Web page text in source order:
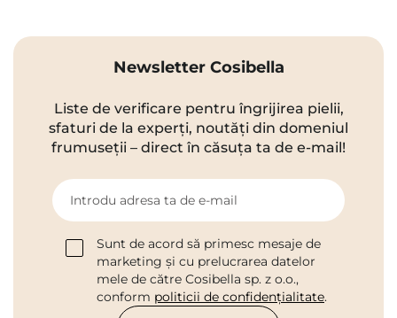
Newsletter Cosibella
Liste de verificare pentru îngrijirea pielii,
sfaturi de la experți, noutăți din domeniul
frumuseții – direct în căsuța ta de e-mail!
Introdu adresa ta de e-mail
Sunt de acord să primesc mesaje de
marketing și cu prelucrarea datelor
mele de către Cosibella sp. z o.o.,
conform politicii de confidențialitate.